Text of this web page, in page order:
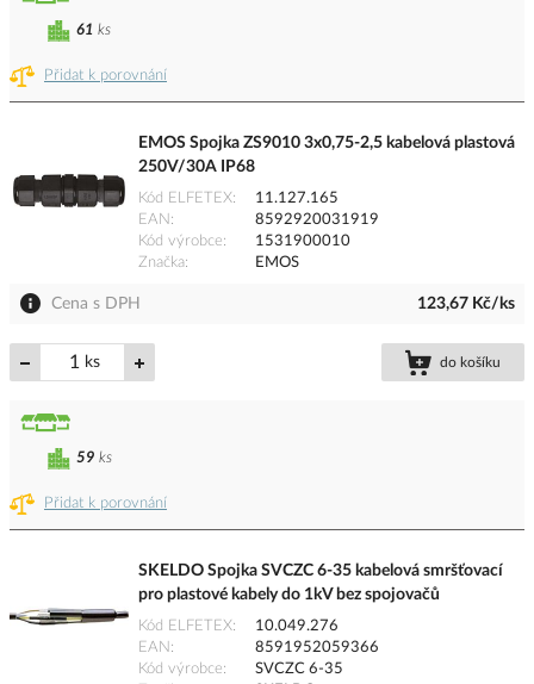
Přidat k porovnání
61 ks
EMOS Spojka ZS9010 3x0,75-2,5 kabelová plastová
250V/30A IP68
Kód ELFETEX
11.127.165
EAN
8592920031919
Kód výrobce
1531900010
Značka
EMOS
Cena s DPH 123,67 Kč/ks
ks do košíku
Přidat k porovnání
59 ks
SKELDO Spojka SVCZC 6-35 kabelová smršťovací
pro plastové kabely do 1kV bez spojovačů
Kód ELFETEX
10.049.276
EAN
8591952059366
Kód výrobce
SVCZC 6-35